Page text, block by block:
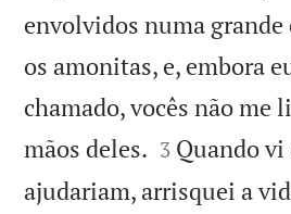
envolvidos numa grande
os amonitas, e, embora
chamado, vocês não me
mãos deles. 

3 Quando vi
ajudariam, arrisquei a